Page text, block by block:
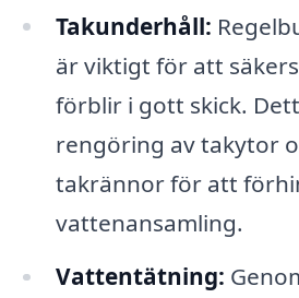
Takunderhåll:
är viktigt för att
förblir i gott skick.
rengöring av takytor
takrännor för att
vattenansamling.
Vattentätning: